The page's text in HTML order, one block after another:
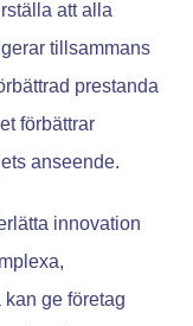
att alla
tillsammans
prestanda
förbättrar
anseende.
innovation
ge företag